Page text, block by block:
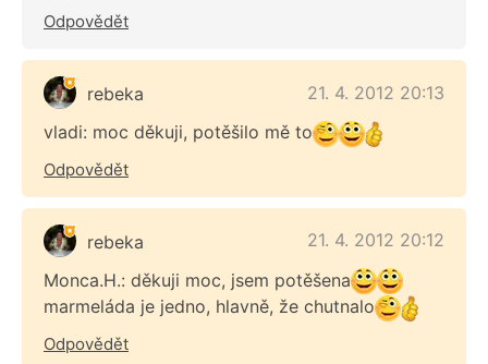
Odpovědět
rebeka
21. 4. 2012 20:13
vladi: moc děkuji, potěšilo mě to
Odpovědět
rebeka
21. 4. 2012 20:12
Monca.H.: děkuji moc, jsem potěšena
marmeláda je jedno, hlavně, že chutnalo
Odpovědět